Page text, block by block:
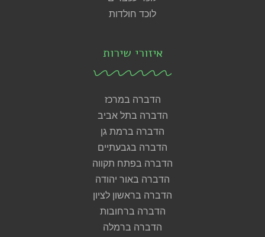
לוכד חולדות
איזורי שירות
הדברה במרכז
הדברה בתל אביב
הדברה ברמת גן
הדברה בגבעתיים
הדברה בפתח תקווה
הדברה באור יהודה
הדברה בראשון לציון
הדברה ברחובות
הדברה ברמלה